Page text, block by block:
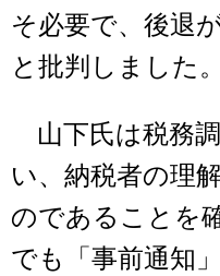
そ必要で、後退
と批判しました。
山下氏は税務
い、納税者の理
のであることを
でも「事前通知